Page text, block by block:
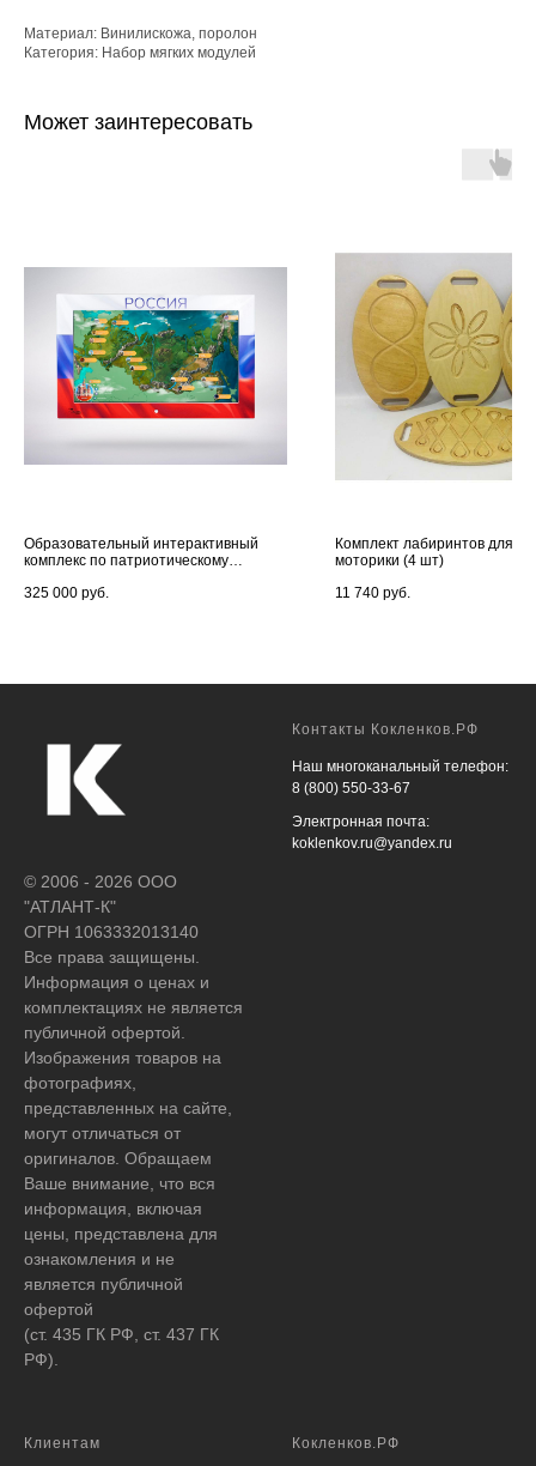
Материал: Винилискожа, поролон
Категория: Набор мягких модулей
Может заинтересовать
Образовательный интерактивный
комплекс по патриотическому
325 000 руб.
Комплект лабиринтов для
моторики (4 шт)
11 740 руб.
© 2006 - 2026 ООО
"АТЛАНТ-К"
ОГРН 1063332013140
Все права защищены.
Информация о ценах и
комплектациях не является
публичной офертой.
Изображения товаров на
фотографиях,
представленных на сайте,
могут отличаться от
оригиналов. Обращаем
Ваше внимание, что вся
информация, включая
цены, представлена для
ознакомления и не
является публичной
офертой
(ст. 435 ГК РФ, ст. 437 ГК
РФ).
Контакты Кокленков.РФ
Наш многоканальный телефон:
8 (800) 550-33-67
Электронная почта:
koklenkov.ru@yandex.ru
Клиентам Кокленков.РФ